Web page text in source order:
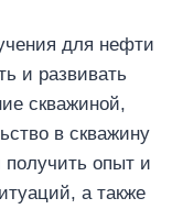
для нефти
и развивать
скважиной,
в скважину
получить опыт и
а также